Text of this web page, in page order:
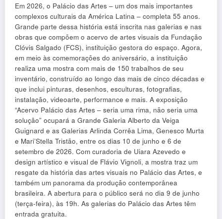
Em 2026, o Palácio das Artes – um dos mais importantes
complexos culturais da América Latina – completa 55 anos.
Grande parte dessa história está inscrita nas galerias e nas
obras que compõem o acervo de artes visuais da Fundação
Clóvis Salgado (FCS), instituição gestora do espaço. Agora,
em meio às comemorações do aniversário, a instituição
realiza uma mostra com mais de 150 trabalhos de seu
inventário, construído ao longo das mais de cinco décadas e
que inclui pinturas, desenhos, esculturas, fotografias,
instalação, videoarte, performance e mais. A exposição
“Acervo Palácio das Artes – seria uma rima, não seria uma
solução” ocupará a Grande Galeria Alberto da Veiga
Guignard e as Galerias Arlinda Corrêa Lima, Genesco Murta
e Mari’Stella Tristão, entre os dias 10 de junho e 6 de
setembro de 2026. Com curadoria de Uiara Azevedo e
design artístico e visual de Flávio Vignoli, a mostra traz um
resgate da história das artes visuais no Palácio das Artes, e
também um panorama da produção contemporânea
brasileira. A abertura para o público será no dia 9 de junho
(terça-feira), às 19h. As galerias do Palácio das Artes têm
entrada gratuita.